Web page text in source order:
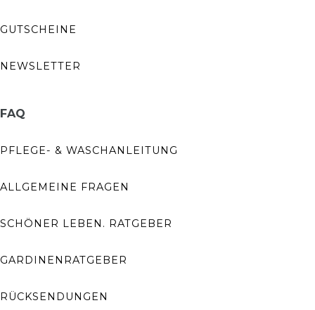
GUTSCHEINE
NEWSLETTER
FAQ
PFLEGE- & WASCHANLEITUNG
ALLGEMEINE FRAGEN
SCHÖNER LEBEN. RATGEBER
GARDINENRATGEBER
RÜCKSENDUNGEN